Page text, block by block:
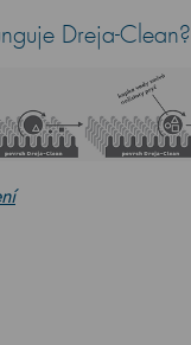
Dreja-Clean?